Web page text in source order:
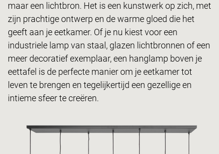
maar een lichtbron. Het is een kunstwerk op zich, met
zijn prachtige ontwerp en de warme gloed die het
geeft aan je eetkamer. Of je nu kiest voor een
industriele lamp van staal, glazen lichtbronnen of een
meer decoratief exemplaar, een hanglamp boven je
eettafel is de perfecte manier om je eetkamer tot
leven te brengen en tegelijkertijd een gezellige en
intieme sfeer te creëren.